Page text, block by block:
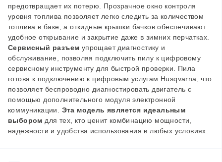
предотвращает их потерю. Прозрачное окно контроля
уровня топлива позволяет легко следить за количеством
топлива в баке, а откидные крышки бачков обеспечивают
удобное открывание и закрытие даже в зимних перчатках.
Сервисный разъем упрощает диагностику и
обслуживание, позволяя подключить пилу к цифровому
сервисному инструменту для быстрой проверки. Пила
готова к подключению к цифровым услугам Husqvarna, что
позволяет беспроводно диагностировать двигатель с
помощью дополнительного модуля электронной
коммуникации.
Эта модель является идеальным
выбором для тех, кто ценит комбинацию мощности,
надежности и удобства использования в любых условиях.